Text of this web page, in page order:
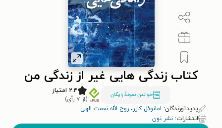
کتاب زندگی هایی غیر از زندگی من
خواندن نمونۀ رایگان
۲.۴ امتیاز
(از ۷ رأی)
پدیدآورندگان: امانوئل کارر، روح الله نعمت الهی
انتشارات: نشر نون